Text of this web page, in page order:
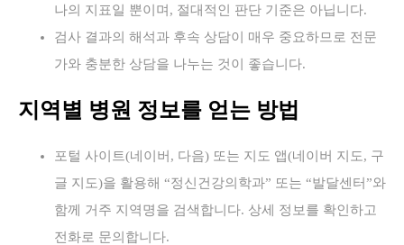
나의 지표일 뿐이며, 절대적인 판단 기준은 아닙니다.
검사 결과의 해석과 후속 상담이 매우 중요하므로 전문
가와 충분한 상담을 나누는 것이 좋습니다.
지역별 병원 정보를 얻는 방법
포털 사이트(네이버, 다음) 또는 지도 앱(네이버 지도, 구
글 지도)을 활용해 “정신건강의학과” 또는 “발달센터”와
함께 거주 지역명을 검색합니다. 상세 정보를 확인하고
전화로 문의합니다.